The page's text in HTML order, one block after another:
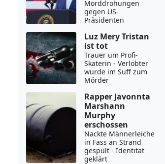
Morddrohungen
gegen US-
Präsidenten
Luz Mery Tristan
ist tot
Trauer um Profi-
Skaterin - Verlobter
wurde im Suff zum
Mörder
Rapper Javonnta
Marshann
Murphy
erschossen
Nackte Männerleiche
in Fass an Strand
gespült - Identität
geklärt